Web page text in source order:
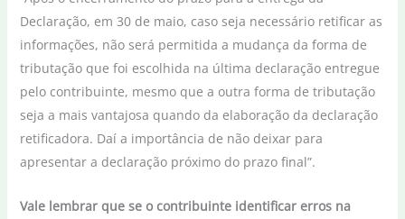
Declaração, em 30 de maio, caso seja necessário retificar as
informações, não será permitida a mudança da forma de
tributação que foi escolhida na última declaração entregue
pelo contribuinte, mesmo que a outra forma de tributação
seja a mais vantajosa quando da elaboração da declaração
retificadora. Daí a importância de não deixar para
apresentar a declaração próximo do prazo final”.
Vale lembrar que se o contribuinte identificar erros na